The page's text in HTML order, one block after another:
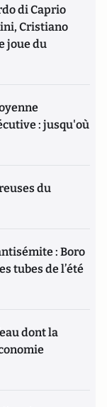
di Caprio
Cristiano
joue du
: jusqu'où
du
: Boro
tubes de l’été
dont la